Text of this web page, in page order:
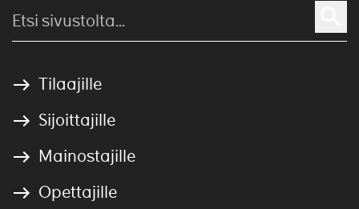
Tilaajille
Sijoittajille
Mainostajille
Opettajille